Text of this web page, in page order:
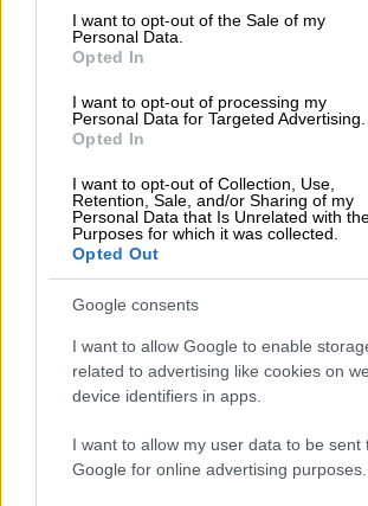
consent section.
I want to opt-out of the Sale of my
Personal Data.
Opted In
I want to opt-out of processing my
Personal Data for Targeted Advertising.
Opted In
I want to opt-out of Collection, Use,
Retention, Sale, and/or Sharing of my
Personal Data that Is Unrelated with
Purposes for which it was collected.
Opted Out
Google consents
I want to allow Google to enable
related to advertising like cookies on
device identifiers in apps.
I want to allow my user data to be sent
Google for online advertising purposes.
Πιο αναλυτικά ισχυρές
καταιγίδες προβλέπονται:
Σήμερα Κυριακή (16-04-2023)
Ήπειρο και τη δυτική Στερεά.
φαινόμενα στην Ήπειρο και τη
Στερεά θα εξασθενήσουν.
Αύριο Δευτέρα (17-04-2023)
α) μέχρι τις μεσημβρινές
Ιόνιο, στη δυτική
β) μέχρι το απόγευμα στην
την ανατολική Μακεδονία.